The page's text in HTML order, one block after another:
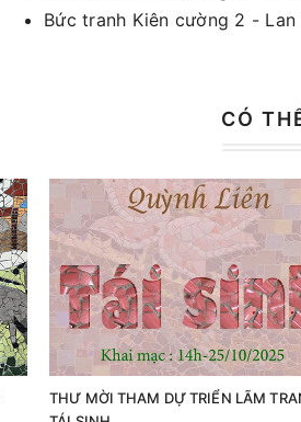
Bức tranh Kiên cường 2 -
CÓ
THƯ MỜI THAM DỰ TRIỂN LÃM